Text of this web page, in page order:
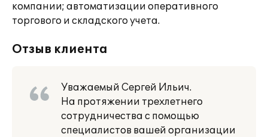
компании; автоматизации оперативного
торгового и складского учета.
Отзыв клиента
Уважаемый Сергей Ильич.
На протяжении трехлетнего
сотрудничества с помощью
специалистов вашей организации